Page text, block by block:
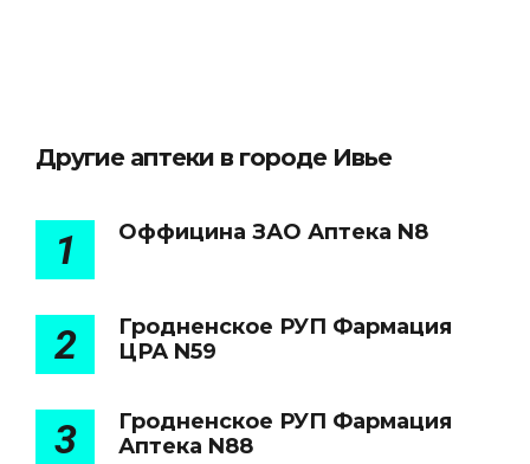
Другие аптеки в городе Ивье
1 Оффицина ЗАО Аптека N8
2
Гродненское РУП Фармация
ЦРА N59
3
Гродненское РУП Фармация
Аптека N88